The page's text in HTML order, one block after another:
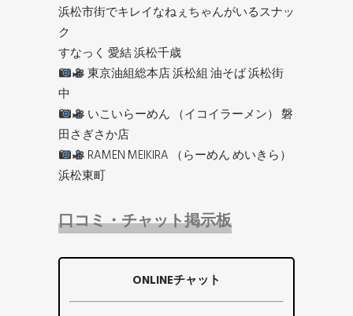
浜松市街でキレイなねぇちゃんがいるスナッ
ク
すなっく 愛結 浜松千歳
東京油組総本店 浜松組 油そば 浜松街
中
いこいらーめん （イコイラーメン） 磐
田さぎさか店
RAMEN MEIKIRA （らーめん めいきら）
浜松東町
口コミ・チャット掲示板
ONLINEチャット